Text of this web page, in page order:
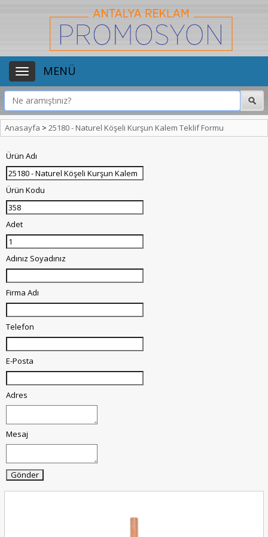
MENÜ
Anasayfa > 25180 - Naturel Köşeli Kurşun Kalem Teklif Formu
Ürün Adı
Ürün Kodu
Adet
Adınız Soyadınız
Firma Adı
Telefon
E-Posta
Adres
Mesaj